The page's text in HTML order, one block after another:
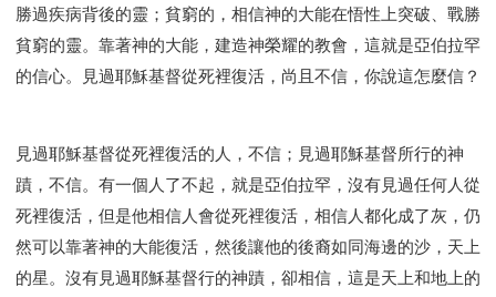
勝過疾病背後的靈；貧窮的，相信神的大能在悟性上突破、戰勝
貧窮的靈。靠著神的大能，建造神榮耀的教會，這就是亞伯拉罕
的信心。見過耶穌基督從死裡復活，尚且不信，你說這怎麼信？
見過耶穌基督從死裡復活的人，不信；見過耶穌基督所行的神
蹟，不信。有一個人了不起，就是亞伯拉罕，沒有見過任何人從
死裡復活，但是他相信人會從死裡復活，相信人都化成了灰，仍
然可以靠著神的大能復活，然後讓他的後裔如同海邊的沙，天上
的星。沒有見過耶穌基督行的神蹟，卻相信，這是天上和地上的